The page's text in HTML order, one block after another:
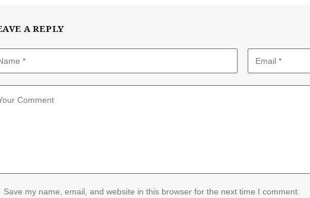
A REPLY
Save my name, email, and website in this browser for the next time I comment.